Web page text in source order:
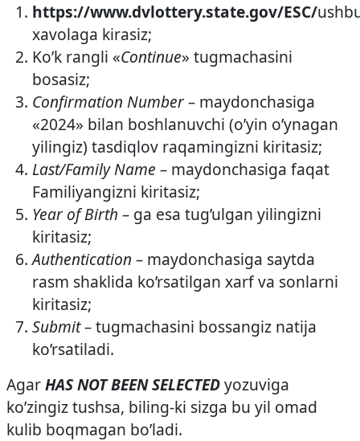
https://www.dvlottery.state.gov/ESC/
xavolaga kirasiz;
Ko’k rangli «Continue» tugmachasini
bosasiz;
Confirmation Number – maydonchasiga
«2024» bilan boshlanuvchi (o’yin o’ynagan
yilingiz) tasdiqlov raqamingizni kiritasiz;
Last/Family Name – maydonchasiga faqat
Familiyangizni kiritasiz;
Year of Birth – ga esa tug’ulgan yilingizni
kiritasiz;
Authentication – maydonchasiga saytda
rasm shaklida ko’rsatilgan xarf va sonlarni
kiritasiz;
Submit –tugmachasini bossangiz natija
ko’rsatiladi.
AgarHAS NOT BEEN SELECTEDyozuviga
ko’zingiz tushsa, biling-ki sizga bu yil omad
kulib boqmagan bo’ladi.